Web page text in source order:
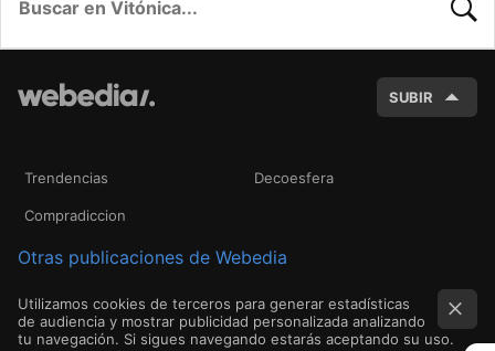
SUBIR
Trendencias Decoesfera
Compradiccion
Otras publicaciones de Webedia
Utilizamos cookies de terceros para generar estadísticas
de audiencia y mostrar publicidad personalizada analizando
tu navegación. Si sigues navegando estarás aceptando su uso.